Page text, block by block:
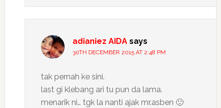
adianiez AIDA says
30TH DECEMBER 2015 AT 2:48 PM
tak pernah ke sini.
last gi klebang ari tu pun da lama.
menarik ni… tgk la nanti ajak mr.asben 🙂